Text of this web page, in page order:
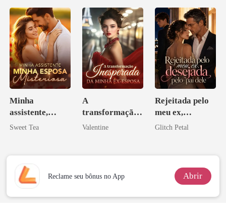
Minha
assistente,
minha esposa
Sweet Tea
A
transformação
inesperada da
Valentine
Rejeitada pelo
meu ex,
desejada pelo
Glitch Petal
Reclame seu bônus no App Abrir